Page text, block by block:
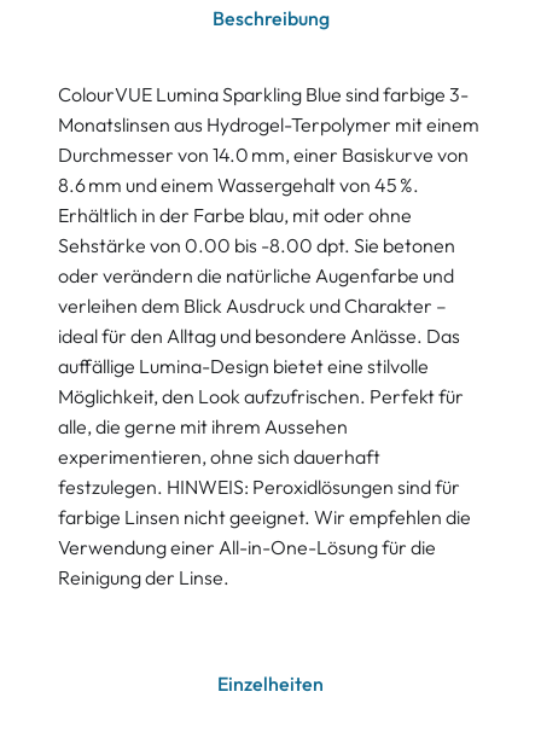
Beschreibung
ColourVUE Lumina Sparkling Blue sind farbige 3-
Monatslinsen aus Hydrogel-Terpolymer mit einem
Durchmesser von 14.0 mm, einer Basiskurve von
8.6 mm und einem Wassergehalt von 45 %.
Erhältlich in der Farbe blau, mit oder ohne
Sehstärke von 0.00 bis -8.00 dpt. Sie betonen
oder verändern die natürliche Augenfarbe und
verleihen dem Blick Ausdruck und Charakter –
ideal für den Alltag und besondere Anlässe. Das
auffällige Lumina-Design bietet eine stilvolle
Möglichkeit, den Look aufzufrischen. Perfekt für
alle, die gerne mit ihrem Aussehen
experimentieren, ohne sich dauerhaft
festzulegen. HINWEIS: Peroxidlösungen sind für
farbige Linsen nicht geeignet. Wir empfehlen die
Verwendung einer All-in-One-Lösung für die
Reinigung der Linse.
Einzelheiten